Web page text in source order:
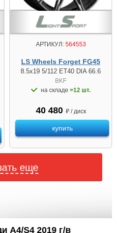
АРТИКУЛ:564553
LS Wheels Forget FG45
8.5x19 5/112 ET40 DIA 66.6
BKF
на складе >12 шт.
40 480 ₽ / диск
купить
еще
A4/S4 2019 г/в